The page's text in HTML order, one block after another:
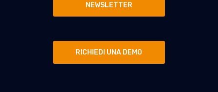
NEWSLETTER
RICHIEDI UNA DEMO